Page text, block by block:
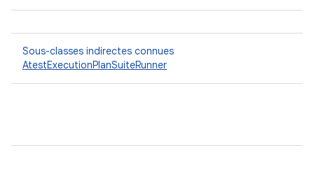
Sous-classes indirectes connues
AtestExecutionPlanSuiteRunner